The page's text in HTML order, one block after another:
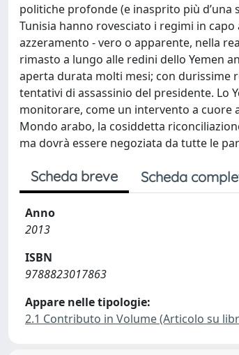
politiche profonde (e inasprito più d’una
Tunisia hanno rovesciato i regimi in capo
azzeramento - vero o apparente, nella
rimasto a lungo alle redini dello Yemen
aperta durata molti mesi; con durissime
tentativi di assassinio del presidente. Lo
monitorare, come un intervento a cuore
Mondo arabo, la cosiddetta
ma dovrà essere negoziata da tutte le
Scheda breve Scheda
Anno
2013
ISBN
9788823017863
Appare nelle tipologie:
2.1 Contributo in Volume (Articolo su